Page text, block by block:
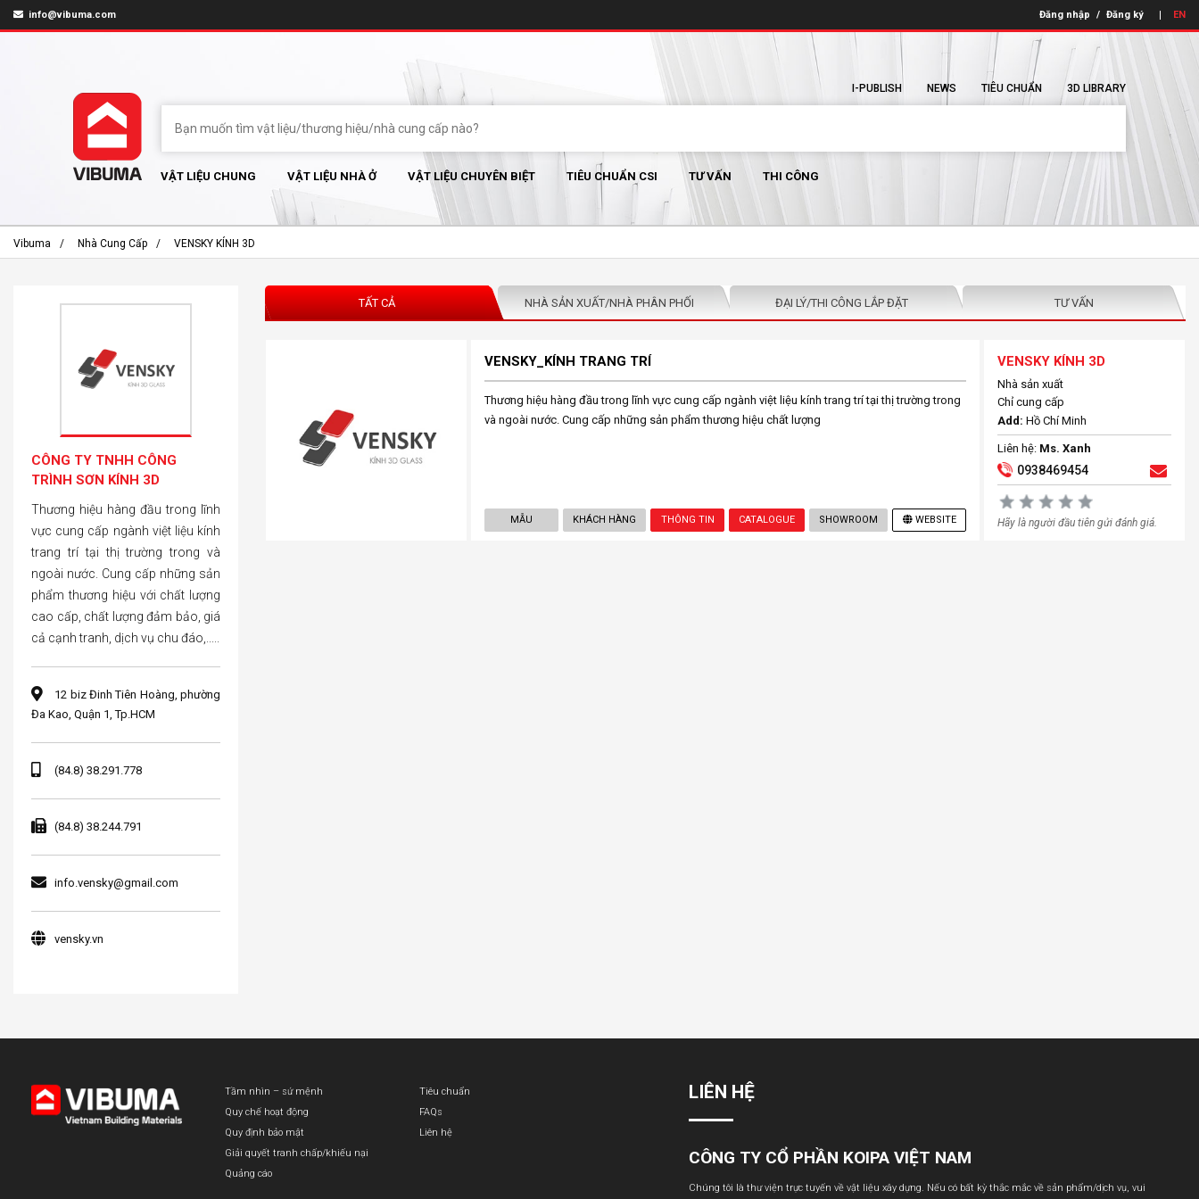
info@vibuma.com Đăng nhập / Đăng ký EN
I-PUBLISH NEWS TIÊU CHUẨN 3D LIBRARY
VẬT LIỆU CHUNG VẬT LIỆU NHÀ Ở VẬT LIỆU CHUYÊN BIỆT TIÊU CHUẨN CSI TƯ VẤN THI CÔNG
Vibuma Nhà Cung Cấp VENSKY KÍNH 3D
TẤT CẢ NHÀ SẢN XUẤT/NHÀ PHÂN PHỐI ĐẠI LÝ/THI CÔNG LẮP ĐẶT TƯ VẤN
VENSKY_KÍNH TRANG TRÍ
Thương hiệu hàng đầu trong lĩnh vực cung cấp ngành việt liệu kính trang trí tại thị trường trong
và ngoài nước. Cung cấp những sản phẩm thương hiệu chất lượng
MẪU KHÁCH HÀNG THÔNG TIN CATALOGUE SHOWROOM WEBSITE
VENSKY KÍNH 3D
Nhà sản xuất
Chỉ cung cấp
Add: Hồ Chí Minh
Liên hệ: Ms. Xanh
0938469454
Hãy là người đầu tiên gửi đánh giá.
CÔNG TY TNHH CÔNG
TRÌNH SƠN KÍNH 3D
Thương hiệu hàng đầu trong lĩnh
vực cung cấp ngành việt liệu kính
trang trí tại thị trường trong và
ngoài nước. Cung cấp những sản
phẩm thương hiệu với chất lượng
cao cấp, chất lượng đảm bảo, giá
cả cạnh tranh, dịch vụ chu đáo,.....
12 biz Đinh Tiên Hoàng, phường
Đa Kao, Quận 1, Tp.HCM
(84.8) 38.291.778
(84.8) 38.244.791
info.vensky@gmail.com
vensky.vn
Tầm nhìn – sứ mệnh
Quy chế hoạt động
Quy định bảo mật
Giải quyết tranh chấp/khiếu nại
Quảng cáo
Tiêu chuẩn
FAQs
Liên hệ
LIÊN HỆ
CÔNG TY CỔ PHẦN KOIPA VIỆT NAM
Chúng tôi là thư viện trực tuyến về vật liệu xây dựng. Nếu có bất kỳ thắc mắc về sản phẩm/dịch vụ, vui